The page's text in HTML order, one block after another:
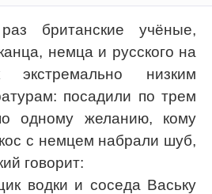
британские учёные,
немца и русского на
экстремально низким
посадили по трем
одному желанию, кому
с немцем набрали шуб,
говорит:
водки и соседа Ваську